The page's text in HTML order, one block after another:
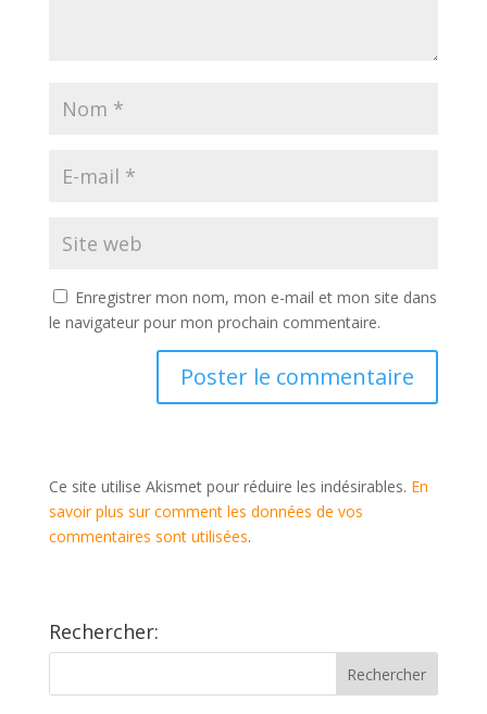
Enregistrer mon nom, mon e-mail et mon site dans
le navigateur pour mon prochain commentaire.
Ce site utilise Akismet pour réduire les indésirables. En
savoir plus sur comment les données de vos
commentaires sont utilisées.
Rechercher: